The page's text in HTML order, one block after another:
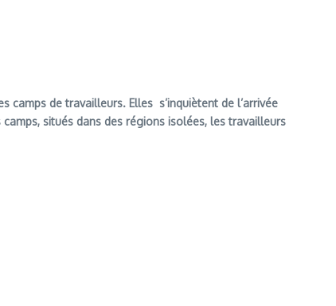
camps de travailleurs. Elles s’inquiètent de l’arrivée
situés dans des régions isolées, les travailleurs